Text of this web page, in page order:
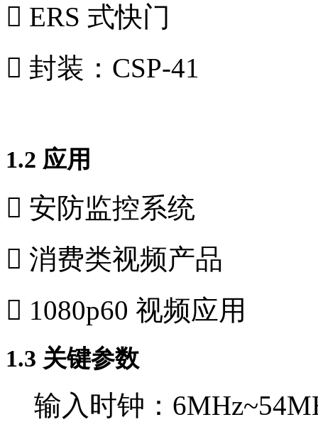
 ERS 式快门
 封装：CSP-41
1.2 应用
 安防监控系统
 消费类视频产品
 1080p60 视频应用
1.3 关键参数
输入时钟：